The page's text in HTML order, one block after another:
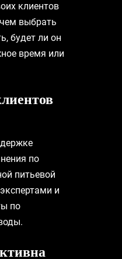
клиентов
выбрать
будет ли он
время или
по
питьевой
и
по